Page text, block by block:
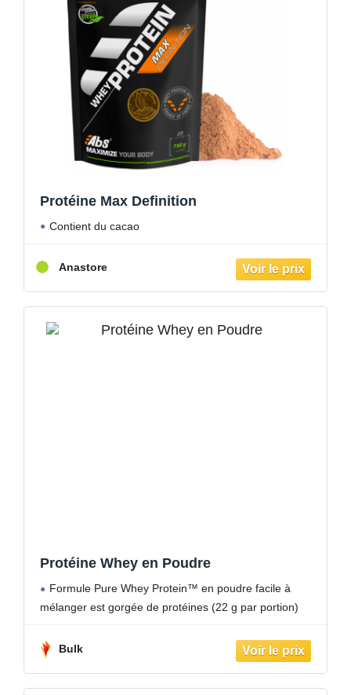
Protéine Max Definition
Contient du cacao
Anastore
Protéine Whey en Poudre
Formule Pure Whey Protein™ en poudre facile à
mélanger est gorgée de protéines (22 g par portion)
Bulk